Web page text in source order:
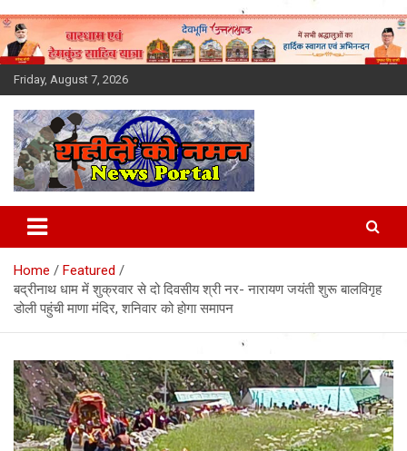
Skip
to
content
Friday, August 7, 2026
Latest News Today, Breaking
News, Uttarakhand News in
Hindi
Home
Featured
बद्रीनाथ धाम में शुक्रवार से दो दिवसीय श्री नर- नारायण जयंती शुरू बालविगृह
डोली पहुंची माणा मंदिर, शनिवार को होगा समापन